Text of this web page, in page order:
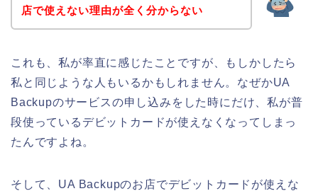
店で使えない理由が全く分からない
これも、私が率直に感じたことですが、もしかしたら
私と同じような人もいるかもしれません。なぜかUA
Backupのサービスの申し込みをした時にだけ、私が普
段使っているデビットカードが使えなくなってしまっ
たんですよね。
そして、UA Backupのお店でデビットカードが使えな